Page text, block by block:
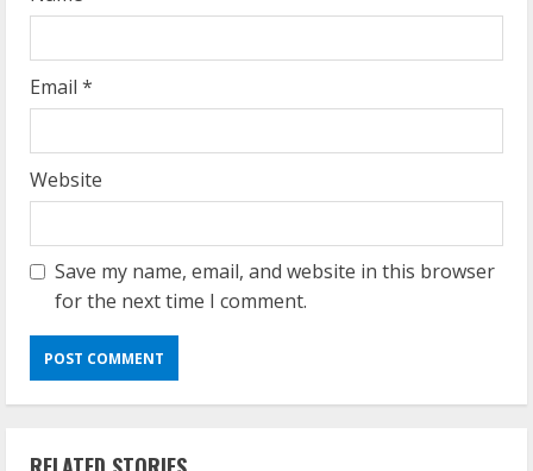
Email *
Website
Save my name, email, and website in this browser
for the next time I comment.